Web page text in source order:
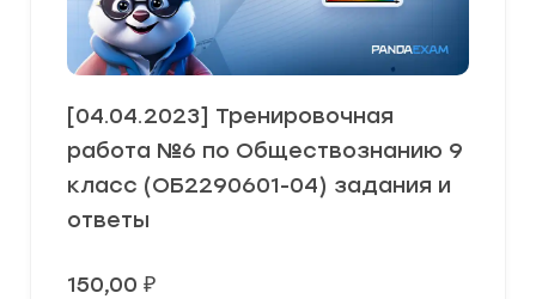
[04.04.2023] Тренировочная
работа №6 по Обществознанию 9
класс (ОБ2290601-04) задания и
ответы
150,00 ₽